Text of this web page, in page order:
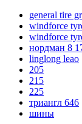
general tire
windforce
windforce
нордман 8
linglong leao
205
215
225
триангл 646
шины